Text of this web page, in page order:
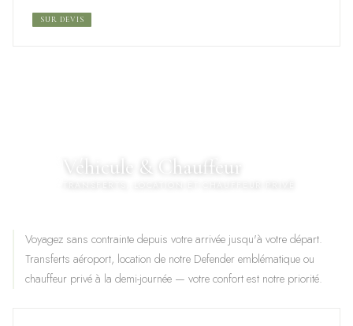
SUR DEVIS
Véhicule & Chauffeur
Voyagez sans contrainte depuis votre arrivée jusqu'à votre départ.
Transferts aéroport, location de notre Defender emblématique ou
chauffeur privé à la demi-journée — votre confort est notre priorité.